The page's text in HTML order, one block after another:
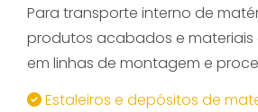
Para transporte interno de
produtos acabados e
em linhas de montagem e
Estaleiros e depósitos de